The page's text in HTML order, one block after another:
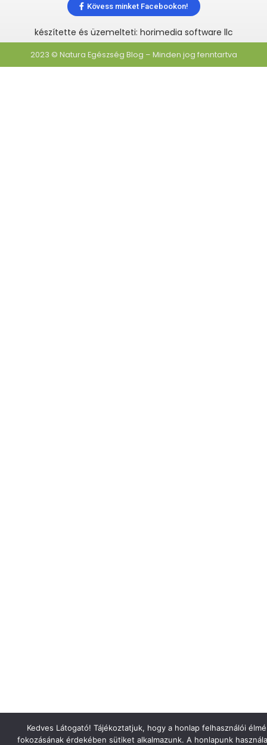
Kövess minket Facebookon!
készítette és üzemelteti: horimedia software llc
2023 © Natura Egészség Blog – Minden jog fenntartva
Kedves Látogató! Tájékoztatjuk, hogy a honlap felhasználói
fokozásának érdekében sütiket alkalmazunk. A honlapunk